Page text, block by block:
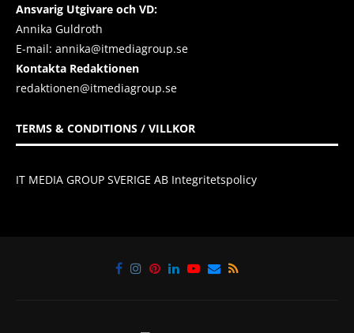
Ansvarig Utgivare och VD:
Annika Guldroth
E-mail: annika@itmediagroup.se
Kontakta Redaktionen
redaktionen@itmediagroup.se
TERMS & CONDITIONS / VILLKOR
IT MEDIA GROUP SVERIGE AB Integritetspolicy